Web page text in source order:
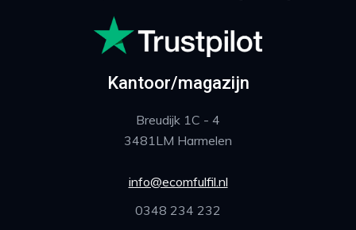
Kantoor/magazijn
Breudijk 1C - 4
3481LM Harmelen
info@ecomfulfil.nl
0348 234 232